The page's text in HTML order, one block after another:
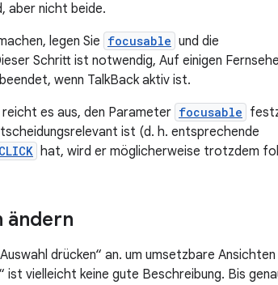
aber nicht beide.
legen Sie focusable und die
Schritt ist notwendig, Auf einigen
wenn TalkBack aktiv ist.
es aus, den Parameter focusable
ist (d. h. entsprechende
hat, wird er möglicherweise trotzdem
ändern
drücken“ an. um umsetzbare
vielleicht keine gute Beschreibung. Bis